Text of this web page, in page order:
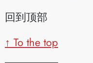
回到顶部
↑ To the top